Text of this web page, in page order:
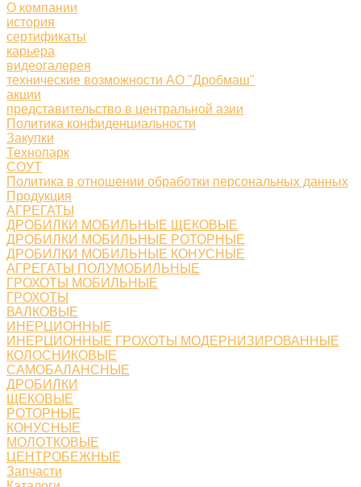
О компании
история
сертификаты
карьера
видеогалерея
технические возможности АО "Дробмаш"
акции
представительство в центральной азии
Политика конфиденциальности
Закупки
Технопарк
СОУТ
Политика в отношении обработки персональных данных
Продукция
АГРЕГАТЫ
ДРОБИЛКИ МОБИЛЬНЫЕ ЩЕКОВЫЕ
ДРОБИЛКИ МОБИЛЬНЫЕ РОТОРНЫЕ
ДРОБИЛКИ МОБИЛЬНЫЕ КОНУСНЫЕ
АГРЕГАТЫ ПОЛУМОБИЛЬНЫЕ
ГРОХОТЫ МОБИЛЬНЫЕ
ГРОХОТЫ
ВАЛКОВЫЕ
ИНЕРЦИОННЫЕ
ИНЕРЦИОННЫЕ ГРОХОТЫ МОДЕРНИЗИРОВАННЫЕ
КОЛОСНИКОВЫЕ
САМОБАЛАНСНЫЕ
ДРОБИЛКИ
ЩЕКОВЫЕ
РОТОРНЫЕ
КОНУСНЫЕ
МОЛОТКОВЫЕ
ЦЕНТРОБЕЖНЫЕ
Запчасти